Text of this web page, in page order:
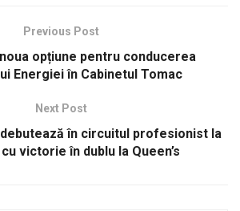
Previous Post
opțiune pentru conducerea
Energiei în Cabinetul Tomac
Next Post
în circuitul profesionist la
victorie în dublu la Queen’s